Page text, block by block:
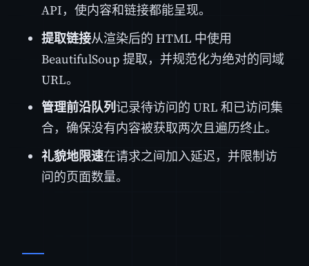
API，使内容和链接都能呈现。
提取链接从渲染后的 HTML 中使用
BeautifulSoup 提取，并规范化为绝对的同域
URL。
管理前沿队列记录待访问的 URL 和已访问集
合，确保没有内容被获取两次且遍历终止。
礼貌地限速在请求之间加入延迟，并限制访
问的页面数量。